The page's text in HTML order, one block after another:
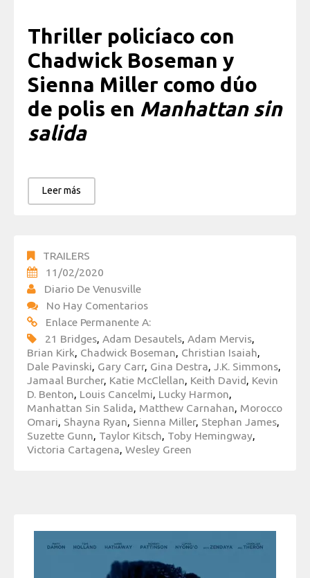
Thriller policíaco con
Chadwick Boseman y
Sienna Miller como dúo
de polis en Manhattan sin
salida
Leer más
TRAILERS
11/02/2020
Diario De Venusville
No Hay Comentarios
Enlace Permanente A:
21 Bridges Adam Desautels Adam Mervis
Brian Kirk Chadwick Boseman Christian Isaiah
Dale Pavinski Gary Carr, Gina Destra J.K. Simmons
Jamaal Burcher, Katie McClellan Keith David Kevin
D. Benton Louis Cancelmi Lucky Harmon
Manhattan Sin Salida Matthew Carnahan Morocco
Omari Shayna Ryan Sienna Miller, Stephan James
Suzette Gunn Taylor Kitsch Toby Hemingway
Victoria Cartagena Wesley Green